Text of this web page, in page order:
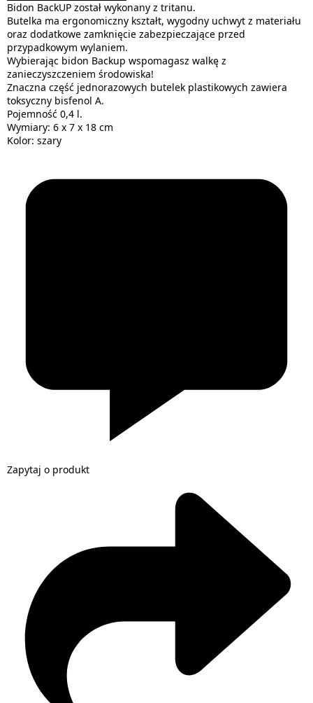
Bidon BackUP został wykonany z tritanu.
Butelka ma ergonomiczny kształt, wygodny uchwyt z materiału
oraz dodatkowe zamknięcie zabezpieczające przed
przypadkowym wylaniem.
Wybierając bidon Backup wspomagasz walkę z
zanieczyszczeniem środowiska!
Znaczna część jednorazowych butelek plastikowych zawiera
toksyczny bisfenol A.
Pojemność 0,4 l.
Wymiary: 6 x 7 x 18 cm
Kolor: szary
Zapytaj o produkt